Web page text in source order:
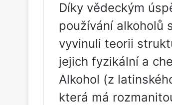
Díky vědeckým
používání alkoholů
vyvinuli teorii
jejich fyzikální a
Alkohol (z
která má